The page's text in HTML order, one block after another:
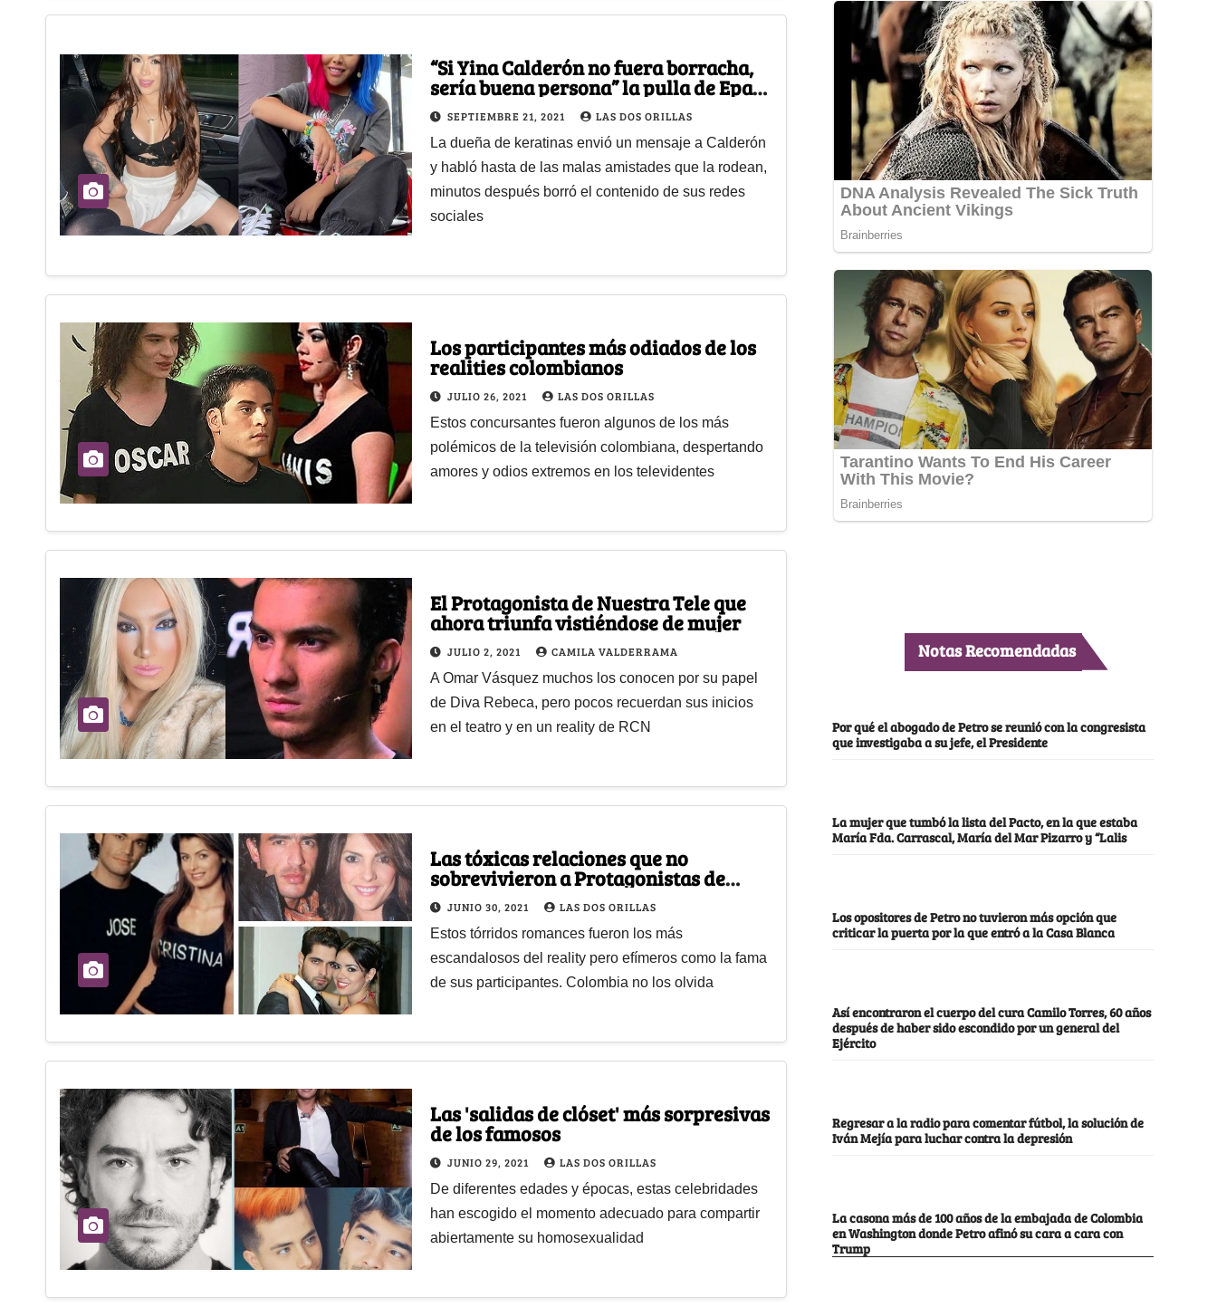
“Si Yina Calderón no fuera borracha,
sería buena persona” la pulla de Epa
Colombia
SEPTIEMBRE 21, 2021 LAS DOS ORILLAS
La dueña de keratinas envió un mensaje a Calderón
y habló hasta de las malas amistades que la rodean,
minutos después borró el contenido de sus redes
sociales
Los participantes más odiados de los
realities colombianos
JULIO 26, 2021 LAS DOS ORILLAS
Estos concursantes fueron algunos de los más
polémicos de la televisión colombiana, despertando
amores y odios extremos en los televidentes
El Protagonista de Nuestra Tele que
ahora triunfa vistiéndose de mujer
JULIO 2, 2021 CAMILA VALDERRAMA
A Omar Vásquez muchos los conocen por su papel
de Diva Rebeca, pero pocos recuerdan sus inicios
en el teatro y en un reality de RCN
Las tóxicas relaciones que no
sobrevivieron a Protagonistas de
Novela
JUNIO 30, 2021 LAS DOS ORILLAS
Estos tórridos romances fueron los más
escandalosos del reality pero efímeros como la fama
de sus participantes. Colombia no los olvida
Las 'salidas de clóset' más sorpresivas
de los famosos
JUNIO 29, 2021 LAS DOS ORILLAS
De diferentes edades y épocas, estas celebridades
han escogido el momento adecuado para compartir
abiertamente su homosexualidad
Notas Recomendadas
Por qué el abogado de Petro se reunió con la congresista
que investigaba a su jefe, el Presidente
La mujer que tumbó la lista del Pacto, en la que estaba
María Fda. Carrascal, María del Mar Pizarro y “Lalis
Los opositores de Petro no tuvieron más opción que
criticar la puerta por la que entró a la Casa Blanca
Así encontraron el cuerpo del cura Camilo Torres, 60 años
después de haber sido escondido por un general del
Ejército
Regresar a la radio para comentar fútbol, la solución de
Iván Mejía para luchar contra la depresión
La casona más de 100 años de la embajada de Colombia
en Washington donde Petro afinó su cara a cara con
Trump